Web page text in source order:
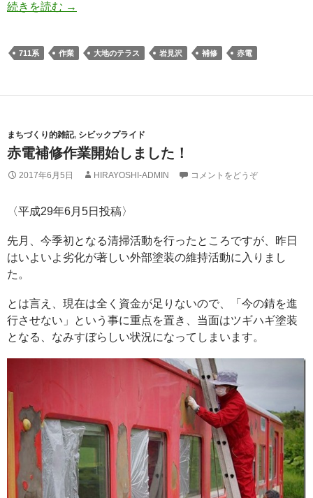
続きを読む →
711系 作業 大地のテラス 岩見沢 補修 赤電
まちづくり的雑記, シビックプライド
赤電補修作業開始しました！
2017年6月5日 HIRAYOSHI-ADMIN コメントをどうぞ
〈平成29年6月5日投稿〉
先月、今季初となる清掃活動を行ったところですが、昨日
はいよいよ劣化が著しい外部塗装の維持活動に入りまし
た。
とは言え、現在は全く資金が足りないので、「今の錆を進
行させない」という事に重点を置き、当面はツギハギ塗装
となる、なみすぼらしい状況になってしまいます。